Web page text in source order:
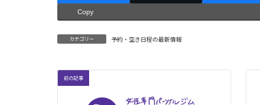
Copy
カテゴリー 予約・空き日程の最新情報
前の記事